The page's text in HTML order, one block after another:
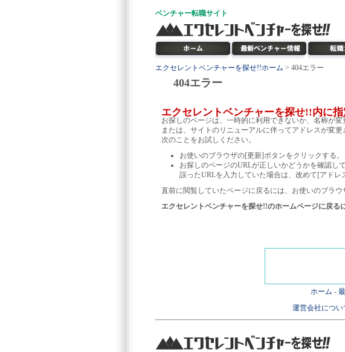
ベンチャー転職サイト
エクセレントベンチャーを探せ!!ホーム > 404エラー
404エラー
エクセレントベンチャーを探せ!!内に
お探しのページは、一時的に利用できないか、名称が
または、サイトのリニューアルに伴ってアドレスが変更
次のことをお試しください。
お使いのブラウザの[更新]ボタンをクリックする。
お探しのページのURLが正しいかどうかを確認して
誤ったURLを入力していた場合は、改めて[アドレ
直前に閲覧していたページに戻るには、お使いのブラ
エクセレントベンチャーを探せ!!のホームページに戻るに
ホーム -
運営会社につい